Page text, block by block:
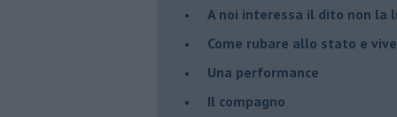
A noi interessa il dito non la
Come rubare allo stato e
Una performance
Il compagno